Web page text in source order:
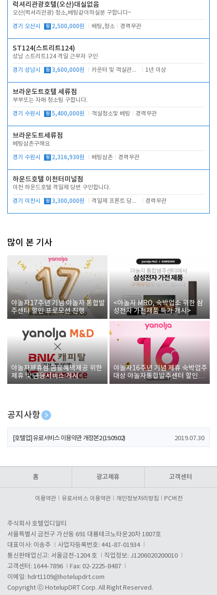
럭셔리관광호텔(오산)대실없음
오산(럭셔리관광) 청소,베팅같이하실분 구합니다~
경기 오산시 월 2,500,000원 베팅,청소 경력무관
ST124(스트리트124)
성남 스트리트124 격일 근무자 구인
경기 성남시 월 3,600,000원 카운터 및 객실관리 전반 1년 이상
브라운도트호텔 세류점
부부또는 자매 청소팀 구합니다.
경기 수원시 월 5,400,000원 객실청소및 베팅 경력무관
브라운도트세류점
베팅삼촌구해요
경기 수원시 월 2,316,930원 베팅삼촌 경력무관
하운드호텔 이천터미널점
이천 하운드호텔 격일제 당번 구인합니다.
경기 이천시 월 3,300,000원 격일제 프론트 당번 업무로 주차 및 객실 점검 경력무관
많이 본 기사
야놀자17주년 기념 야놀자 통합발
주센터 할인 프로모션 진행
<야놀자 MRO, 숙박업소 위한 삼
성전자 가전제품 특가 개시>
야놀자제휴점 금융혜택제공 위한
제휴 및 금융서비스 게시
야놀자16주년 기념 제휴 숙박업주
대상 야놀자통합발주센터 할인쿠
폰 증정
공지사항
[호텔업] 개인정보 처리방침 개정본1 (19.09.02)
[호텔업] 유료서비스 이용약관 개정본2 (19.09.02) 2019.07.30
홈 광고제휴 고객센터
이용약관 유료서비스 이용약관 개인정보처리방침 PC버전
주식회사 호텔업디알티
서울특별시 금천구 가산동 691 대륭테크노타운20차 1807호
대표이사: 이송주
사업자등록번호: 441-87-01934
통신판매업신고: 서울금천-1204 호
직업정보: J1206020200010
고객센터: 1644-7896
Fax: 02-2225-8487
이메일: hdrt1109@hotelupdrt.com
Copyright ⓒ HotelupDRT Corp. All Right Reserved.